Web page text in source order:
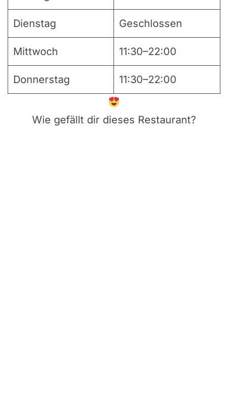
Dienstag Geschlossen
Mittwoch 11:30–22:00
Donnerstag 11:30–22:00
Wie gefällt dir dieses Restaurant?